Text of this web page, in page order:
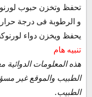
تحفظ وتخزن حبوب
و الرطوبة فى درجة حرارة لاتزيد
يحفظ ويخزن دواء
تنبيه هام
هذه المعلومات الدوائية
الطبيب والموقع غير
الطبيب.